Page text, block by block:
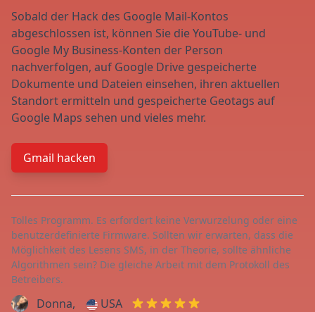
Sobald der Hack des Google Mail-Kontos
abgeschlossen ist, können Sie die YouTube- und
Google My Business-Konten der Person
nachverfolgen, auf Google Drive gespeicherte
Dokumente und Dateien einsehen, ihren aktuellen
Standort ermitteln und gespeicherte Geotags auf
Google Maps sehen und vieles mehr.
Gmail hacken
Tolles Programm. Es erfordert keine Verwurzelung oder eine
benutzerdefinierte Firmware. Sollten wir erwarten, dass die
Möglichkeit des Lesens SMS, in der Theorie, sollte ähnliche
Algorithmen sein? Die gleiche Arbeit mit dem Protokoll des
Betreibers.
Donna, USA